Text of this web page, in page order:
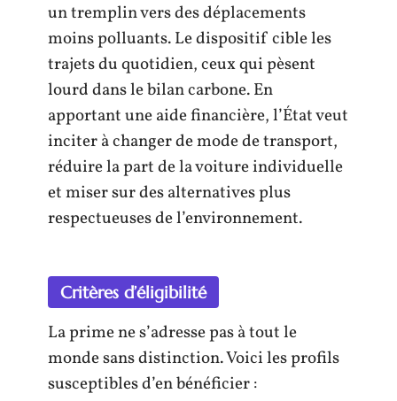
un tremplin vers des déplacements
moins polluants. Le dispositif cible les
trajets du quotidien, ceux qui pèsent
lourd dans le bilan carbone. En
apportant une aide financière, l’État veut
inciter à changer de mode de transport,
réduire la part de la voiture individuelle
et miser sur des alternatives plus
respectueuses de l’environnement.
Critères d’éligibilité
La prime ne s’adresse pas à tout le
monde sans distinction. Voici les profils
susceptibles d’en bénéficier :